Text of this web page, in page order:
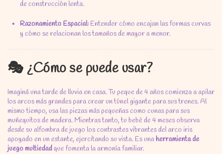
de construcción lenta.
Razonamiento Espacial: Entender cómo encajan las formas curvas
y cómo se relacionan los tamaños de mayor a menor.
🎭 ¿Cómo se puede usar?
Imaginá una tarde de lluvia en casa.Tu peque de 4 años comienza a apilar
los arcos más grandes para crear un túnel gigante para sus trenes.Al
mismo tiempo, usa las piezas más pequeñas como cunas para sus
muñequitos de madera. Mientras tanto,tu bebé de 4 meses observa
desde su alfombra de juego los contrastes vibrantes del arco iris
apoyado en un estante, ejercitando su vista. Es una herramienta de
juego multiedad que fomenta la armonía familiar.